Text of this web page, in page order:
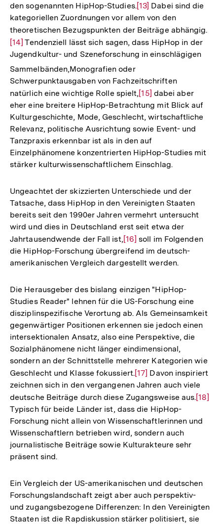
den sogenannten HipHop-Studies.Zur
Auflösung
der
Fußnote
[13] Dabei sind die
kategoriellen Zuordnungen vor allem von den
theoretischen Bezugspunkten der Beiträge abhängig.
[14] Tendenziell lässt sich sagen, dass HipHop in der
Jugendkultur- und Szeneforschung in einschlägigen
Sammelbänden,Monografien oder
Schwerpunktausgaben von Fachzeitschriften
natürlich eine wichtige Rolle spielt,Zur
Auflösung
der
Fußnote
[15] dabei aber
eher eine breitere HipHop-Betrachtung mit Blick auf
Kulturgeschichte, Mode, Geschlecht, wirtschaftliche
Relevanz, politische Ausrichtung sowie Event- und
Tanzpraxis erkennbar ist als in den auf
Einzelphänomene konzentrierten HipHop-Studies mit
stärker kulturwissenschaftlichem Einschlag.
Ungeachtet der skizzierten Unterschiede und der
Tatsache, dass HipHop in den Vereinigten Staaten
bereits seit den 1990er Jahren vermehrt untersucht
wird und dies in Deutschland erst seit etwa der
Jahrtausendwende der Fall ist,Zur
Auflösung
der
[16] soll im Folgenden
die HipHop-Forschung übergreifend im deutsch-
amerikanischen Vergleich dargestellt werden.
Die Herausgeber des bislang einzigen "HipHop-
Studies Reader" lehnen für die US-Forschung eine
disziplinspezifische Verortung ab. Als Gemeinsamkeit
gegenwärtiger Positionen erkennen sie jedoch einen
intersektionalen Ansatz, also eine Perspektive, die
Sozialphänomene nicht länger eindimensional,
sondern an der Schnittstelle mehrerer Kategorien wie
Geschlecht und Klasse fokussiert.Zur
Auflösung
der
Fußnote
[17] Davon inspiriert
zeichnen sich in den vergangenen Jahren auch viele
deutsche Beiträge durch diese Zugangsweise aus.Zur
der
[18]
Typisch für beide Länder ist, dass die HipHop-
Forschung nicht allein von Wissenschaftlerinnen und
Wissenschaftlern betrieben wird, sondern auch
journalistische Beiträge sowie Kulturakteure sehr
präsent sind.
Ein Vergleich der US-amerikanischen und deutschen
Forschungslandschaft zeigt aber auch perspektiv-
und zugangsbezogene Differenzen: In den Vereinigten
Staaten ist die Rapdiskussion stärker politisiert, sie